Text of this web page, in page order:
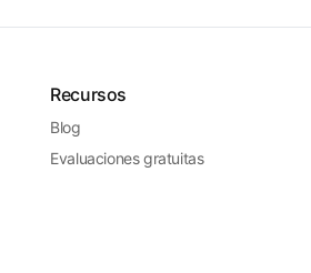
Recursos
Blog
Evaluaciones gratuitas